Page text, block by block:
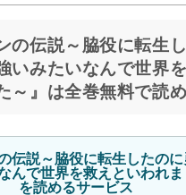
の伝説～脇役に転生
いみたいなんで世界
～』は全巻無料で読
伝説～脇役に転生したのに
んで世界を救えといわれま
を読めるサービス